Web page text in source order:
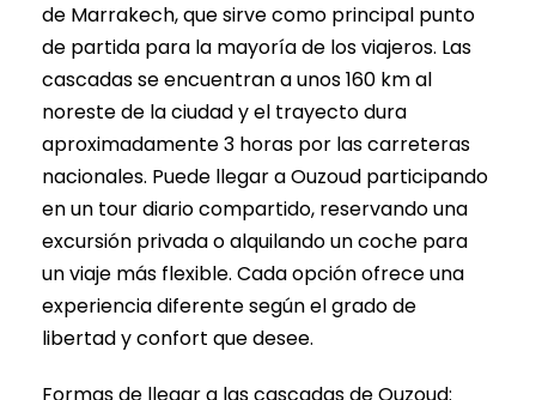
de Marrakech, que sirve como principal punto
de partida para la mayoría de los viajeros. Las
cascadas se encuentran a unos 160 km al
noreste de la ciudad y el trayecto dura
aproximadamente 3 horas por las carreteras
nacionales. Puede llegar a Ouzoud participando
en un tour diario compartido, reservando una
excursión privada o alquilando un coche para
un viaje más flexible. Cada opción ofrece una
experiencia diferente según el grado de
libertad y confort que desee.